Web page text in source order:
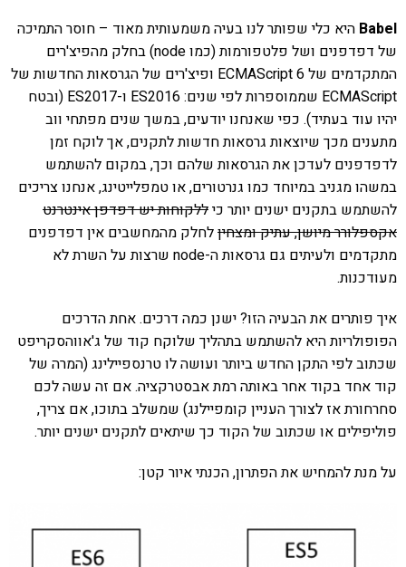
Babel היא כלי שפותר לנו בעיה משמעותית מאוד – חוסר התמיכה
של דפדפנים ושל פלטפורמות (כמו node) בחלק מהפיצ'רים
המתקדמים של ECMAScript 6 ופיצ'רים של הגרסאות החדשות של
ECMAScript שממוספרות לפי שנים: ES2016 ו-ES2017 (ובטח
יהיו עוד בעתיד). כפי שאנחנו יודעים, במשך שנים מפתחי ווב
מתענים מכך שיוצאות גרסאות חדשות לתקנים, אך לוקח זמן
לדפדפנים לעדכן את הגרסאות שלהם וכך, במקום להשתמש
במשהו מגניב במיוחד כמו גנרטורים, או טמפלייטינג, אנחנו צריכים
להשתמש בתקנים ישנים יותר כיללקוחות יש דפדפן אינטרנט
אקספלורר מיושן, עתיק ומצחיןלחלק מהמחשבים אין דפדפנים
מתקדמים ולעיתים גם גרסאות ה-node שרצות על השרת לא
מעודכנות.
איך פותרים את הבעיה הזו? ישנן כמה דרכים. אחת הדרכים
הפופולריות היא להשתמש בתהליך שלוקח קוד של ג'אווהסקריפט
שכתוב לפי התקן החדש ביותר ועושה לו טרנספיילינג (המרה של
קוד אחד בקוד אחר באותה רמת אבסטרקציה. אם זה עשה לכם
סחרחורת אז לצורך העניין קומפיילנג) שמשלב בתוכו, אם צריך,
פוליפילים או שכתוב של הקוד כך שיתאים לתקנים ישנים יותר.
על מנת להמחיש את הפתרון, הכנתי איור קטן: